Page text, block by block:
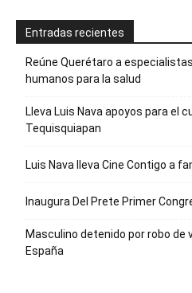
Entradas recientes
Reúne Querétaro a
humanos para la salud
Lleva Luis Nava apoyos para el
Tequisquiapan
Luis Nava lleva Cine Contigo a
Inaugura Del Prete Primer
Masculino detenido por robo de
España